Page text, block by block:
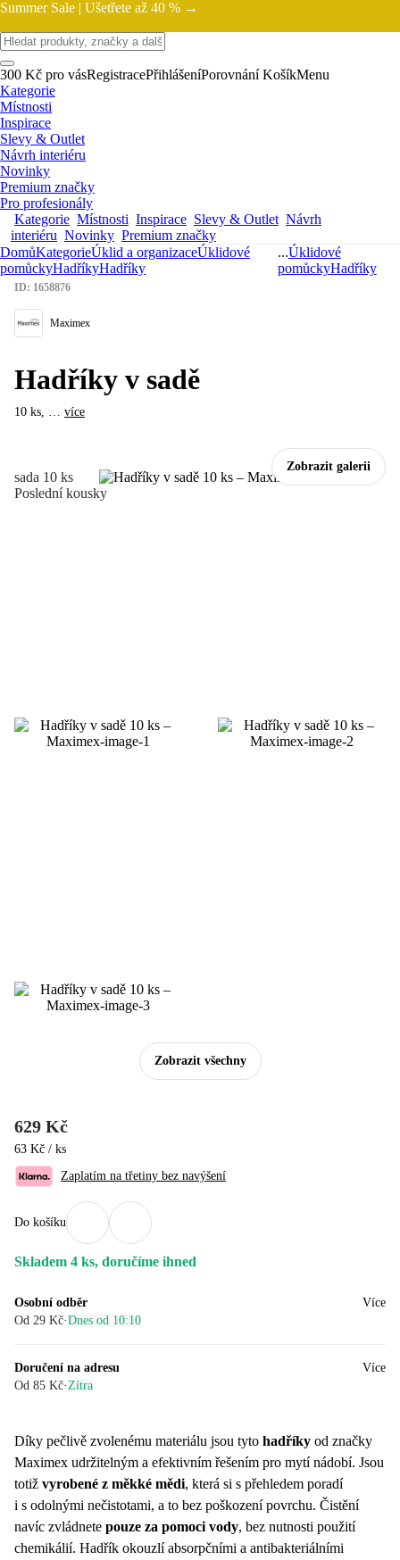
Summer Sale | Ušetřete až 40 % →
300 Kč pro vásRegistracePřihlášeníPorovnání KošíkMenu
Kategorie
Místnosti
Inspirace
Slevy & Outlet
Návrh interiéru
Novinky
Premium značky
Pro profesionály
Kategorie Místnosti Inspirace Slevy & Outlet Návrh
interiéru Novinky Premium značky
DomůKategorieÚklid a organizaceÚklidové
pomůckyHadříkyHadříky
...Úklidové
pomůckyHadříky
Zobrazit galerii
Zobrazit všechny
sada 10 ks
Poslední kousky
ID: 1658876
Maximex
Hadříky v sadě
10 ks, … více
629 Kč
63 Kč / ks
Zaplatím na třetiny bez navýšení
Do košíku
Skladem 4 ks, doručíme ihned
Osobní odběr
Od 29 Kč·Dnes od 10:10
Více
Doručení na adresu
Od 85 Kč· Zítra
Více
Díky pečlivě zvolenému materiálu jsou tyto hadříky od značky
Maximex udržitelným a efektivním řešením pro mytí nádobí. Jsou
totiž vyrobené z měkké mědi, která si s přehledem poradí
i s odolnými nečistotami, a to bez poškození povrchu. Čistění
navíc zvládnete pouze za pomoci vody, bez nutnosti použití
chemikálií. Hadřík okouzlí absorpčními a antibakteriálními